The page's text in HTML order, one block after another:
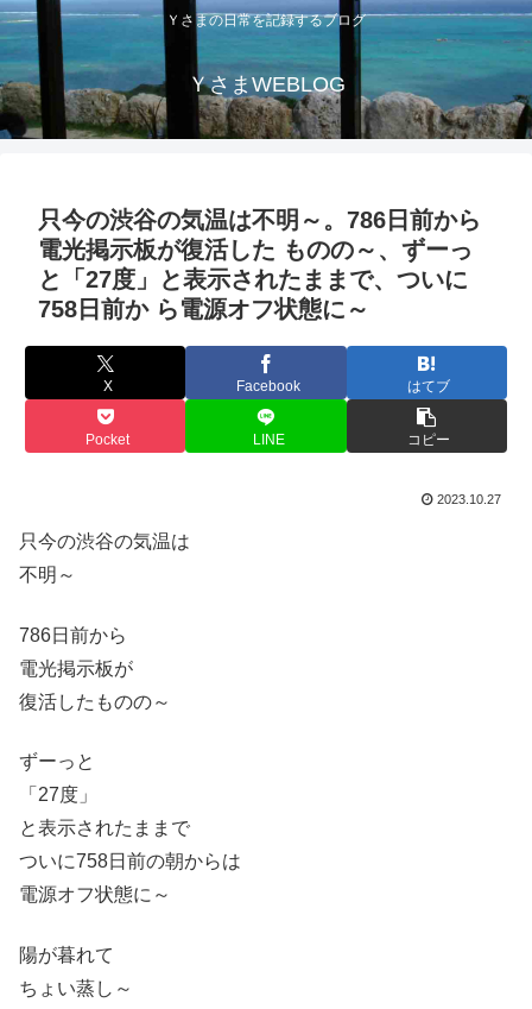
Ｙさまの日常を記録するブログ
ＹさまWEBLOG
只今の渋谷の気温は不明～。786日前から
電光掲示板が復活した ものの～、ずーっ
と「27度」と表示されたままで、ついに
758日前か ら電源オフ状態に～
X Facebook はてブ
Pocket LINE コピー
2023.10.27
只今の渋谷の気温は
不明～
786日前から
電光掲示板が
復活したものの～
ずーっと
「27度」
と表示されたままで
ついに758日前の朝からは
電源オフ状態に～
陽が暮れて
ちょい蒸し～